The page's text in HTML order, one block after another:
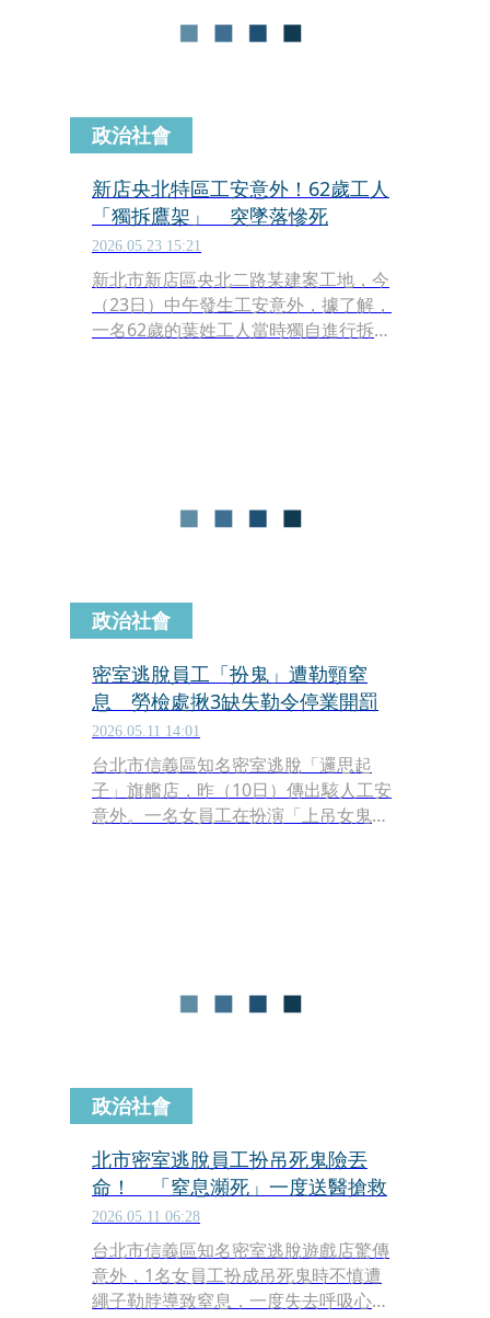
政治社會
新店央北特區工安意外！62歲工人
「獨拆鷹架」 突墜落慘死
2026.05.23 15:21
新北市新店區央北二路某建案工地，今
（23日）中午發生工安意外，據了解，
一名62歲的葉姓工人當時獨自進行拆除
政治社會
密室逃脫員工「扮鬼」遭勒頸窒
息 勞檢處揪3缺失勒令停業開罰
2026.05.11 14:01
台北市信義區知名密室逃脫「邏思起
子」旗艦店，昨（10日）傳出駭人工安
意外。一名女員工在扮演「上吊女鬼」
衛生教育訓練共3項缺失，已勒令現場
停業，並依法得處3萬元到30萬元罰
政治社會
北市密室逃脫員工扮吊死鬼險丟
命！ 「窒息瀕死」一度送醫搶救
2026.05.11 06:28
台北市信義區知名密室逃脫遊戲店驚傳
意外，1名女員工扮成吊死鬼時不慎遭
繩子勒脖導致窒息，一度失去呼吸心